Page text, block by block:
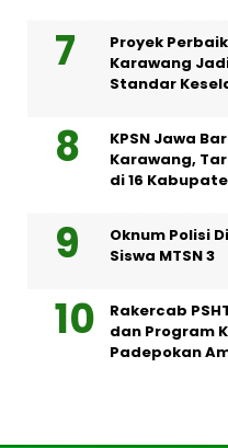
Proyek
Karawang
Standar
KPSN Jawa
Karawang,
di 16
Oknum Polisi
Siswa MTSN 3
Rakercab
dan Program
Padepokan